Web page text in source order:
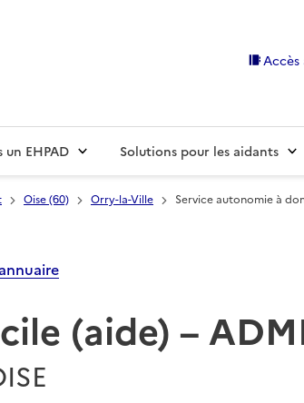
Accès
EHPAD Solutions pour les aidants
Oise (60) Orry-la-Ville Service autonomie à
(aide) –